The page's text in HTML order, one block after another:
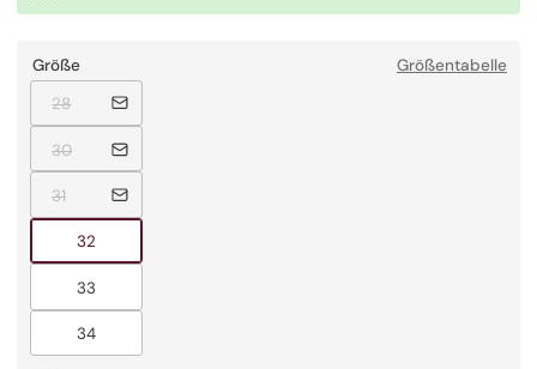
Größe
Größentabelle
28Ausverkauft
30Ausverkauft
31Ausverkauft
32Ausverkauft
33
34Ausverkauft